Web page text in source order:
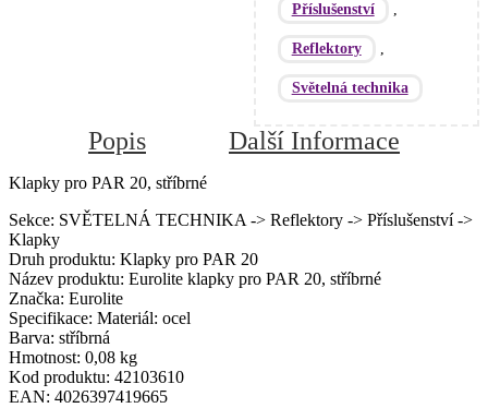
Příslušenství
Reflektory
Světelná technika
Popis Další Informace
Klapky pro PAR 20, stříbrné
Sekce: SVĚTELNÁ TECHNIKA -> Reflektory -> Příslušenství ->
Klapky
Druh produktu: Klapky pro PAR 20
Název produktu: Eurolite klapky pro PAR 20, stříbrné
Značka: Eurolite
Specifikace: Materiál: ocel
Barva: stříbrná
Hmotnost: 0,08 kg
Kod produktu: 42103610
EAN: 4026397419665